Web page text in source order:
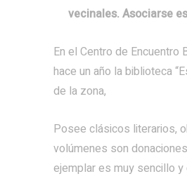
vecinales. Asociarse
En el Centro de Encuentro
hace un año la biblioteca
de la zona,
Posee clásicos literarios,
volúmenes son
ejemplar es muy sencillo y